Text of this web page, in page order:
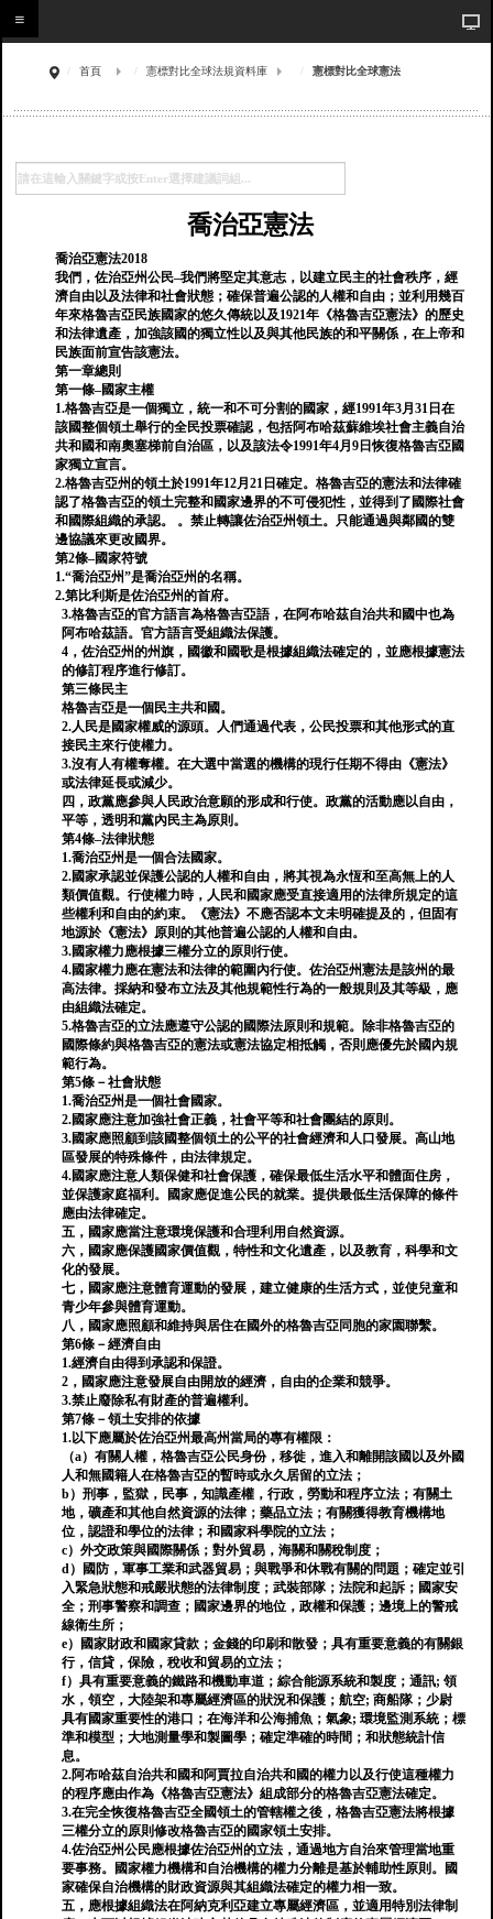
首頁 憲標對比全球法規資料庫 憲標對比全球憲法
喬治亞憲法
喬治亞憲法2018
我們，佐治亞州公民–我們將堅定其意志，以建立民主的社會秩序，經
濟自由以及法律和社會狀態；確保普遍公認的人權和自由；並利用幾百
年來格魯吉亞民族國家的悠久傳統以及1921年《格魯吉亞憲法》的歷史
和法律遺產，加強該國的獨立性以及與其他民族的和平關係，在上帝和
民族面前宣告該憲法。
第一章總則
第一條–國家主權
1.格魯吉亞是一個獨立，統一和不可分割的國家，經1991年3月31日在
該國整個領土舉行的全民投票確認，包括阿布哈茲蘇維埃社會主義自治
共和國和南奧塞梯前自治區，以及該法令1991年4月9日恢復格魯吉亞國
家獨立宣言。
2.格魯吉亞州的領土於1991年12月21日確定。格魯吉亞的憲法和法律確
認了格魯吉亞的領土完整和國家邊界的不可侵犯性，並得到了國際社會
和國際組織的承認。 。禁止轉讓佐治亞州領土。只能通過與鄰國的雙
邊協議來更改國界。
第2條–國家符號
1.“喬治亞州”是喬治亞州的名稱。
2.第比利斯是佐治亞州的首府。
3.格魯吉亞的官方語言為格魯吉亞語，在阿布哈茲自治共和國中也為
阿布哈茲語。官方語言受組織法保護。
4，佐治亞州的州旗，國徽和國歌是根據組織法確定的，並應根據憲法
的修訂程序進行修訂。
第三條民主
格魯吉亞是一個民主共和國。
2.人民是國家權威的源頭。人們通過代表，公民投票和其他形式的直
接民主來行使權力。
3.沒有人有權奪權。在大選中當選的機構的現行任期不得由《憲法》
或法律延長或減少。
四，政黨應參與人民政治意願的形成和行使。政黨的活動應以自由，
平等，透明和黨內民主為原則。
第4條–法律狀態
1.喬治亞州是一個合法國家。
2.國家承認並保護公認的人權和自由，將其視為永恆和至高無上的人
類價值觀。行使權力時，人民和國家應受直接適用的法律所規定的這
些權利和自由的約束。《憲法》不應​​否認本文未明確提及的，但固有
地源於《憲法》原則的其他普遍公認的人權和自由。
3.國家權力應根據三權分立的原則行使。
4.國家權力應在憲法和法律的範圍內行使。佐治亞州憲法是該州的最
高法律。採納和發布立法及其他規範性行為的一般規則及其等級，應
由組織法確定。
5.格魯吉亞的立法應遵守公認的國際法原則和規範。除非格魯吉亞的
國際條約與格魯吉亞的憲法或憲法協定相抵觸，否則應優先於國內規
範行為。
第5條－社會狀態
1.喬治亞州是一個社會國家。
2.國家應注意加強社會正義，社會平等和社會團結的原則。
3.國家應照顧到該國整個領土的公平的社會經濟和人口發展。高山地
區發展的特殊條件，由法律規定。
4.國家應注意人類保健和社會保護，確保最低生活水平和體面住房，
並保護家庭福利。國家應促進公民的就業。提供最低生活保障的條件
應由法律確定。
五，國家應當注意環境保護和合理利用自然資源。
六，國家應保護國家價值觀，特性和文化遺產，以及教育，科學和文
化的發展。
七，國家應注意體育運動的發展，建立健康的生活方式，並使兒童和
青少年參與體育運動。
八，國家應照顧和維持與居住在國外的格魯吉亞同胞的家園聯繫。
第6條－經濟自由
1.經濟自由得到承認和保證。
2，國家應注意發展自由開放的經濟，自由的企業和競爭。
3.禁止廢除私有財產的普遍權利。
第7條－領土安排的依據
1.以下應屬於佐治亞州最高州當局的專有權限：
（a）有關人權，格魯吉亞公民身份，移徙，進入和離開該國以及外國
人和無國籍人在格魯吉亞的暫時或永久居留的立法；
b）刑事，監獄，民事，知識產權，行政，勞動和程序立法；有關土
地，礦產和其他自然資源的法律；藥品立法；有關獲得教育機構地
位，認證和學位的法律；和國家科學院的立法；
c）外交政策與國際關係；對外貿易，海關和關稅制度；
d）國防，軍事工業和武器貿易；與戰爭和休戰有關的問題；確定並引
入緊急狀態和戒嚴狀態的法律制度；武裝部隊；法院和起訴；國家安
全；刑事警察和調查；國家邊界的地位，政權和保護；邊境上的警戒
線衛生所；
e）國家財政和國家貸款；金錢的印刷和散發；具有重要意義的有關銀
行，信貸，保險，稅收和貿易的立法；
f）具有重要意義的鐵路和機動車道；綜合能源系統和製度；通訊; 領
水，領空，大陸架和專屬經濟區的狀況和保護；航空; 商船隊；少尉
具有國家重要性的港口；在海洋和公海捕魚；氣象; 環境監測系統；標
準和模型；大地測量學和製圖學；確定準確的時間；和狀態統計信
息。
2.阿布哈茲自治共和國和阿賈拉自治共和國的權力以及行使這種權力
的程序應由作為《格魯吉亞憲法》組成部分的格魯吉亞憲法確定。
3.在完全恢復格魯吉亞全國領土的管轄權之後，格魯吉亞憲法將根據
三權分立的原則修改格魯吉亞的國家領土安排。
4.佐治亞州公民應根據佐治亞州​​的立法，通過地方自治來管理當地重
要事務。國家權力機構和自治機構的權力分離是基於輔助性原則。國
家確保自治機構的財政資源與其組織法確定的權力相一致。
五，應根據組織法在阿納克利亞建立專屬經濟區，並適用特別法律制